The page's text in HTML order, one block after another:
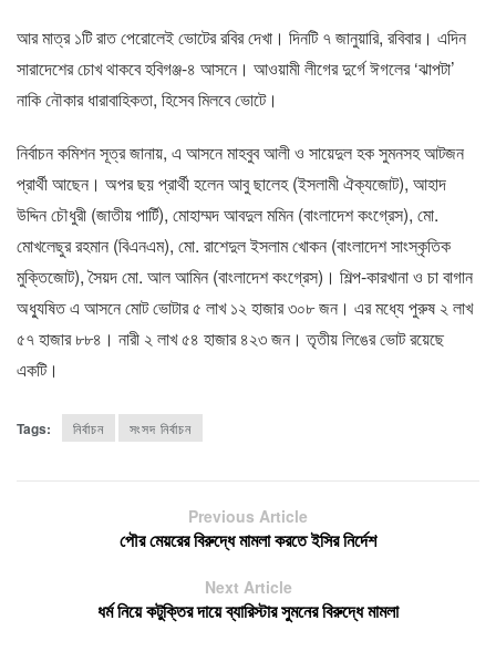
আর মাত্র ১টি রাত পেরোলেই ভোটের রবির দেখা। দিনটি ৭ জানুয়ারি, রবিবার। এদিন
সারাদেশের চোখ থাকবে হবিগঞ্জ-৪ আসনে। আওয়ামী লীগের দুর্গে ঈগলের ‘ঝাপটা’
নাকি নৌকার ধারাবাহিকতা, হিসেব মিলবে ভোটে।
নির্বাচন কমিশন সূত্র জানায়, এ আসনে মাহবুব আলী ও সায়েদুল হক সুমনসহ আটজন
প্রার্থী আছেন। অপর ছয় প্রার্থী হলেন আবু ছালেহ (ইসলামী ঐক্যজোট), আহাদ
উদ্দিন চৌধুরী (জাতীয় পার্টি), মোহাম্মদ আবদুল মমিন (বাংলাদেশ কংগ্রেস), মো.
মোখলেছুর রহমান (বিএনএম), মো. রাশেদুল ইসলাম খোকন (বাংলাদেশ সাংস্কৃতিক
মুক্তিজোট), সৈয়দ মো. আল আমিন (বাংলাদেশ কংগ্রেস)। শিল্প-কারখানা ও চা বাগান
অধ্যুষিত এ আসনে মোট ভোটার ৫ লাখ ১২ হাজার ৩০৮ জন। এর মধ্যে পুরুষ ২ লাখ
৫৭ হাজার ৮৮৪। নারী ২ লাখ ৫৪ হাজার ৪২৩ জন। তৃতীয় লিঙের ভোট রয়েছে
একটি।
Tags: নির্বাচন সংসদ নির্বাচন
Previous Article
পৌর মেয়রের বিরুদ্ধে মামলা করতে ইসির নির্দেশ
Next Article
ধর্ম নিয়ে কটুক্তির দায়ে ব্যারিস্টার সুমনের বিরুদ্ধে মামলা